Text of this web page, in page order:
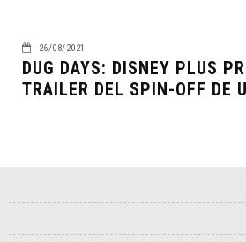
26/08/2021
DUG DAYS: DISNEY PLUS
TRAILER DEL SPIN-OFF DE